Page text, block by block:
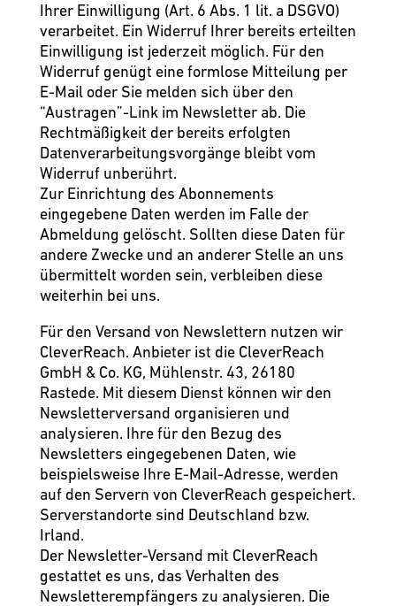
Ihrer Einwilligung (Art. 6 Abs. 1 lit. a DSGVO)
verarbeitet. Ein Widerruf Ihrer bereits erteilten
Einwilligung ist jederzeit möglich. Für den
Widerruf genügt eine formlose Mitteilung per
E-Mail oder Sie melden sich über den
“Austragen”-Link im Newsletter ab. Die
Rechtmäßigkeit der bereits erfolgten
Datenverarbeitungsvorgänge bleibt vom
Widerruf unberührt.
Zur Einrichtung des Abonnements
eingegebene Daten werden im Falle der
Abmeldung gelöscht. Sollten diese Daten für
andere Zwecke und an anderer Stelle an uns
übermittelt worden sein, verbleiben diese
weiterhin bei uns.
Für den Versand von Newslettern nutzen wir
CleverReach. Anbieter ist die CleverReach
GmbH & Co. KG, Mühlenstr. 43, 26180
Rastede. Mit diesem Dienst können wir den
Newsletterversand organisieren und
analysieren. Ihre für den Bezug des
Newsletters eingegebenen Daten, wie
beispielsweise Ihre E-Mail-Adresse, werden
auf den Servern von CleverReach gespeichert.
Serverstandorte sind Deutschland bzw.
Irland.
Der Newsletter-Versand mit CleverReach
gestattet es uns, das Verhalten des
Newsletterempfängers zu analysieren. Die